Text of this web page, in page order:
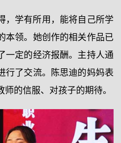
，学有所用，能将自己所学
本领。她创作的相关作品已
一定的经济报酬。主持人通
行了交流。陈思迪的妈妈表
的信服、对孩子的期待。